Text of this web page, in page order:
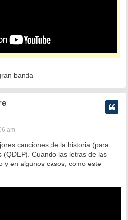
banda
am
canciones de la historia (para
(QDEP). Cuando las letras de las
y en algunos casos, como este,